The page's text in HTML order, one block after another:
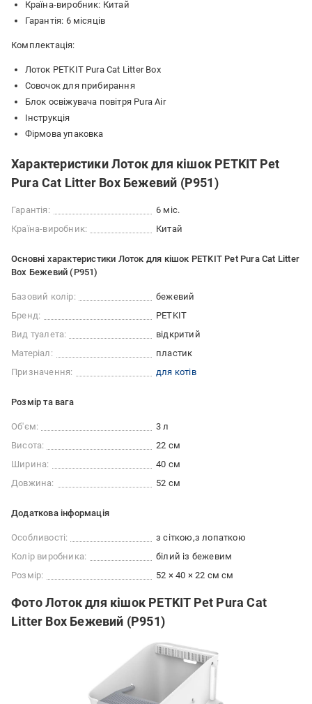
Країна-виробник: Китай
Гарантія: 6 місяців
Комплектація:
Лоток PETKIT Pura Cat Litter Box
Совочок для прибирання
Блок освіжувача повітря Pura Air
Інструкція
Фірмова упаковка
Характеристики Лоток для кішок PETKIT Pet
Pura Cat Litter Box Бежевий (P951)
Гарантія:
6 міс.
Країна-виробник:
Китай
Основні характеристики Лоток для кішок PETKIT Pet Pura Cat Litter
Box Бежевий (P951)
Базовий колір:
бежевий
Бренд:
PETKIT
Вид туалета:
відкритий
Матеріал:
пластик
Призначення:
для котів
Розмір та вага
Об'єм:
3 л
Висота:
22 см
Ширина:
40 см
Довжина:
52 см
Додаткова інформація
Особливості: з сіткою з лопаткою
Колір виробника:
білий із бежевим
Розмір:
52 × 40 × 22 см см
Фото Лоток для кішок PETKIT Pet Pura Cat
Litter Box Бежевий (P951)